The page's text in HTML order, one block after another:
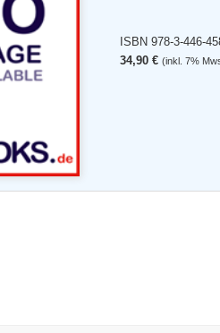
ISBN 978-3-446-
34,90 € (inkl. 7%